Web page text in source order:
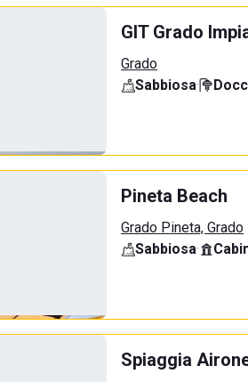
GIT Grado
Grado
Sabbiosa·
Pineta Beach
Grado Pineta, Grado
Sabbiosa·
Spiaggia